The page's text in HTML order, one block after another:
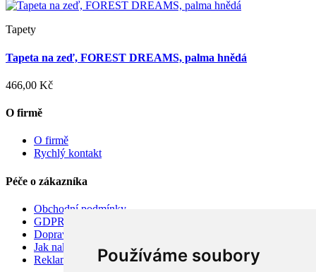
Používáme soubory
Tapety
Tapeta na zeď, FOREST DREAMS, palma hnědá
466,00 Kč
O firmě
O firmě
Rychlý kontakt
Péče o zákazníka
Obchodní podmínky
GDPR
Doprava
Jak nakupovat
Reklamace